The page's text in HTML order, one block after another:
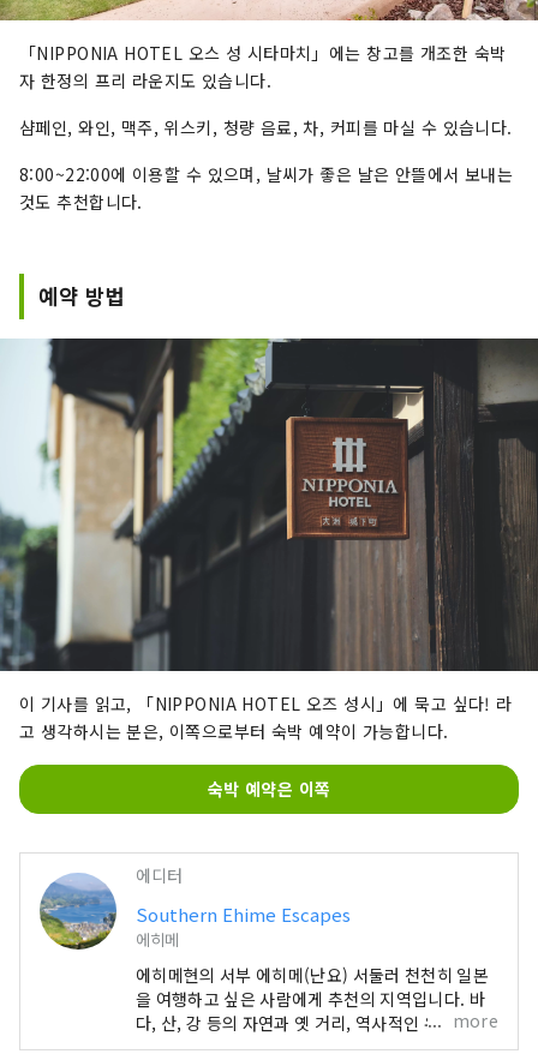
「NIPPONIA HOTEL 오스 성 시타마치」에는 창고를 개조한 숙박
자 한정의 프리 라운지도 있습니다.
샴페인, 와인, 맥주, 위스키, 청량 음료, 차, 커피를 마실 수 있습니다.
8:00~22:00에 이용할 수 있으며, 날씨가 좋은 날은 안뜰에서 보내는
것도 추천합니다.
예약 방법
이 기사를 읽고, 「NIPPONIA HOTEL 오즈 성시」에 묵고 싶다! 라
고 생각하시는 분은, 이쪽으로부터 숙박 예약이 가능합니다.
숙박 예약은 이쪽
에디터
Southern Ehime Escapes
에히메
에히메현의 서부 에히메(난요) 서둘러 천천히 일본
을 여행하고 싶은 사람에게 추천의 지역입니다. 바
다, 산, 강 등의 자연과 옛 거리, 역사적인 유산이 공
존하는 지역입니다. 또한 자연을 살린 활동도 풍부
more